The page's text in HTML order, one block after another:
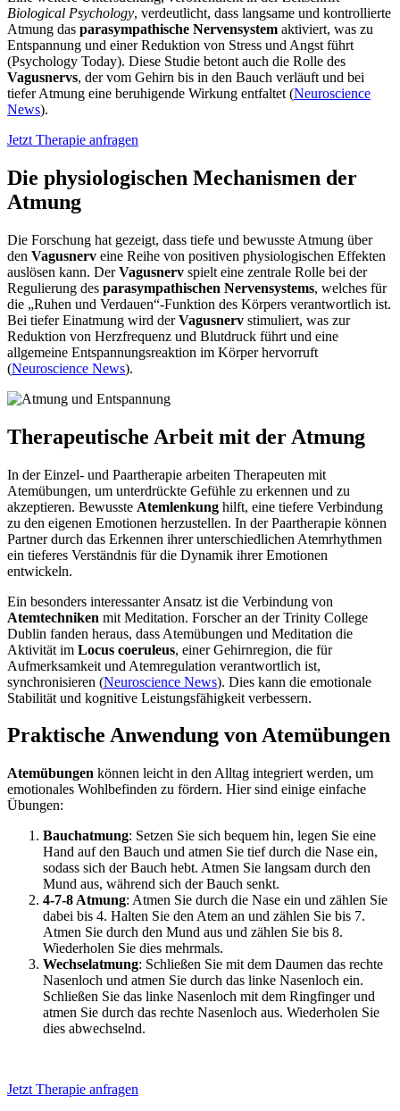
Biological Psychology, verdeutlicht, dass langsame und kontrollierte
Atmung das parasympathische Nervensystem aktiviert, was zu
Entspannung und einer Reduktion von Stress und Angst führt
(Psychology Today). Diese Studie betont auch die Rolle des
Vagusnervs, der vom Gehirn bis in den Bauch verläuft und bei
tiefer Atmung eine beruhigende Wirkung entfaltet (Neuroscience
News).
Jetzt Therapie anfragen
Die physiologischen Mechanismen der
Atmung
Die Forschung hat gezeigt, dass tiefe und bewusste Atmung über
den Vagusnerv eine Reihe von positiven physiologischen Effekten
auslösen kann. DerVagusnerv spielt eine zentrale Rolle bei der
Regulierung des parasympathischen Nervensystems, welches für
die „Ruhen und Verdauen“-Funktion des Körpers verantwortlich ist.
Bei tiefer Einatmung wird derVagusnerv stimuliert, was zur
Reduktion von Herzfrequenz und Blutdruck führt und eine
allgemeine Entspannungsreaktion im Körper hervorruft
(Neuroscience News).
Therapeutische Arbeit mit der Atmung
In der Einzel- und Paartherapie arbeiten Therapeuten mit
Atemübungen, um unterdrückte Gefühle zu erkennen und zu
akzeptieren. Bewusste Atemlenkung hilft, eine tiefere Verbindung
zu den eigenen Emotionen herzustellen. In der Paartherapie können
Partner durch das Erkennen ihrer unterschiedlichen Atemrhythmen
ein tieferes Verständnis für die Dynamik ihrer Emotionen
entwickeln.
Ein besonders interessanter Ansatz ist die Verbindung von
Atemtechniken mit Meditation. Forscher an der Trinity College
Dublin fanden heraus, dass Atemübungen und Meditation die
Aktivität im Locus coeruleus, einer Gehirnregion, die für
Aufmerksamkeit und Atemregulation verantwortlich ist,
synchronisieren (Neuroscience News). Dies kann die emotionale
Stabilität und kognitive Leistungsfähigkeit verbessern.
Praktische Anwendung von Atemübungen
Atemübungen können leicht in den Alltag integriert werden, um
emotionales Wohlbefinden zu fördern. Hier sind einige einfache
Übungen:
Bauchatmung: Setzen Sie sich bequem hin, legen Sie eine
Hand auf den Bauch und atmen Sie tief durch die Nase ein,
sodass sich der Bauch hebt. Atmen Sie langsam durch den
Mund aus, während sich der Bauch senkt.
4-7-8 Atmung: Atmen Sie durch die Nase ein und zählen Sie
dabei bis 4. Halten Sie den Atem an und zählen Sie bis 7.
Atmen Sie durch den Mund aus und zählen Sie bis 8.
Wiederholen Sie dies mehrmals.
Wechselatmung: Schließen Sie mit dem Daumen das rechte
Nasenloch und atmen Sie durch das linke Nasenloch ein.
Schließen Sie das linke Nasenloch mit dem Ringfinger und
atmen Sie durch das rechte Nasenloch aus. Wiederholen Sie
dies abwechselnd.
Jetzt Therapie anfragen